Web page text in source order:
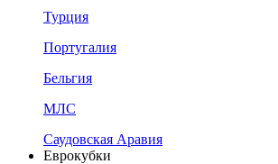
Турция
Португалия
Бельгия
МЛС
Саудовская Аравия
Еврокубки